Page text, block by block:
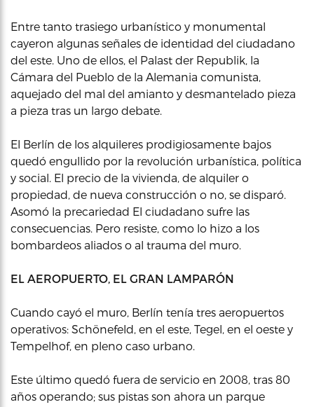
Entre tanto trasiego urbanístico y monumental
cayeron algunas señales de identidad del ciudadano
del este. Uno de ellos, el Palast der Republik, la
Cámara del Pueblo de la Alemania comunista,
aquejado del mal del amianto y desmantelado pieza
a pieza tras un largo debate.
El Berlín de los alquileres prodigiosamente bajos
quedó engullido por la revolución urbanística, política
y social. El precio de la vivienda, de alquiler o
propiedad, de nueva construcción o no, se disparó.
Asomó la precariedad El ciudadano sufre las
consecuencias. Pero resiste, como lo hizo a los
bombardeos aliados o al trauma del muro.
EL AEROPUERTO, EL GRAN LAMPARÓN
Cuando cayó el muro, Berlín tenía tres aeropuertos
operativos: Schönefeld, en el este, Tegel, en el oeste y
Tempelhof, en pleno caso urbano.
Este último quedó fuera de servicio en 2008, tras 80
años operando; sus pistas son ahora un parque